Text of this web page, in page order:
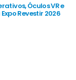
Óculos VR e
Revestir 2026